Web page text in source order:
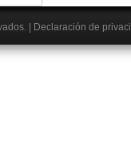
Declaración de